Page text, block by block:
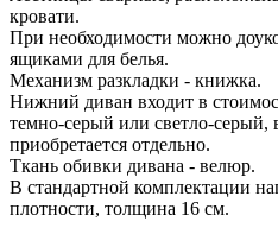
кровати.
При необходимости можно
ящиками для белья.
Механизм разкладки - книжка.
Нижний диван входит в
темно-серый или светло-серый,
приобретается отдельно.
Ткань обивки дивана - велюр.
В стандартной комплектации
плотности, толщина 16 см.